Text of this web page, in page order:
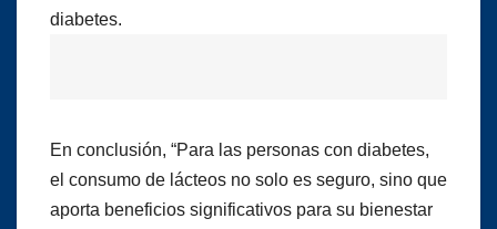
diabetes.
En conclusión, “Para las personas con diabetes,
el consumo de lácteos no solo es seguro, sino que
aporta beneficios significativos para su bienestar